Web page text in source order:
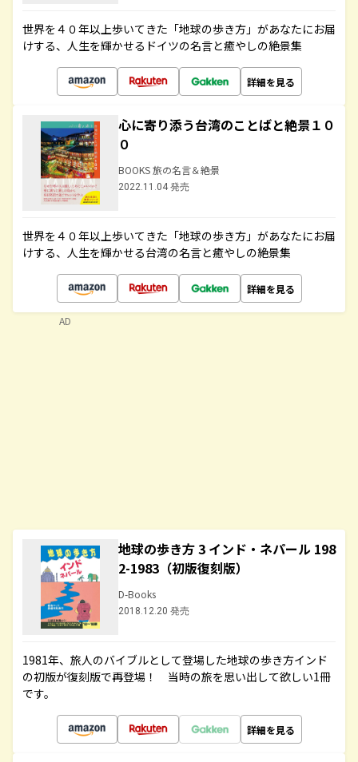
世界を４０年以上歩いてきた「地球の歩き方」があなたにお届
けする、人生を輝かせるドイツの名言と癒やしの絶景集
詳細を見る
心に寄り添う台湾のことばと絶景１０
０
BOOKS 旅の名言＆絶景
2022.11.04 発売
世界を４０年以上歩いてきた「地球の歩き方」があなたにお届
けする、人生を輝かせる台湾の名言と癒やしの絶景集
詳細を見る
地球の歩き方 3 インド・ネパール 198
2-1983（初版復刻版）
D-Books
2018.12.20 発売
1981年、旅人のバイブルとして登場した地球の歩き方インド
の初版が復刻版で再登場！ 当時の旅を思い出して欲しい1冊
です。
詳細を見る
AD